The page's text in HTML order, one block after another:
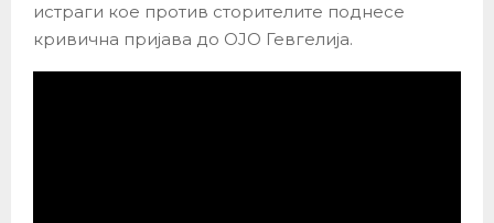
истраги кое против сторителите поднесе
кривична пријава до ОЈО Гевгелија.